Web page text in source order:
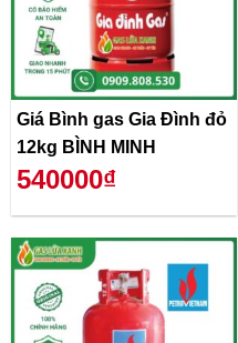
Giá Bình gas Gia Đình đỏ
12kg BÌNH MINH
540000₫